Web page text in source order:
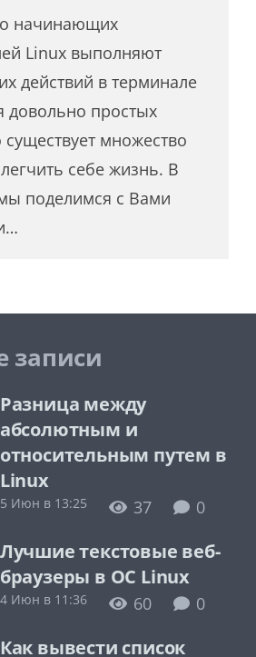
начинающих
Linux выполняют
действий в терминале
довольно простых
множество
себе жизнь. В
поделимся с Вами
записи
Разница между
абсолютным и
относительным путем в
Linux
5 Июн в 13:25 37 0
Лучшие текстовые веб-
браузеры в ОС Linux
4 Июн в 11:36 60 0
Как вывести список